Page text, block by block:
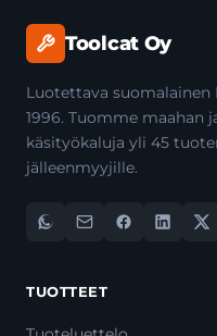
Toolcat Oy
Luotettava
1996. Tuomme maahan
käsityökaluja yli 45
jälleenmyyjille.
TUOTTEET